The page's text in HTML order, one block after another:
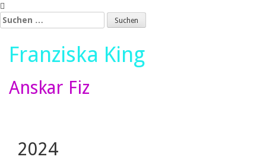
Skip
to
content
Suchen
nach:
Franziska King
Anskar Fiz
2024